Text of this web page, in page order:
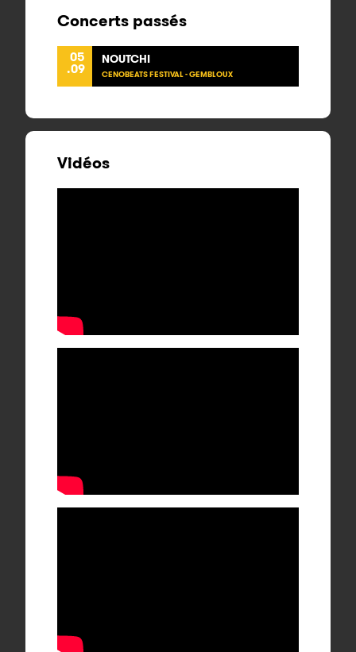
Concerts passés
05
.09
NOUTCHI
CENOBEATS FESTIVAL - GEMBLOUX
Vidéos